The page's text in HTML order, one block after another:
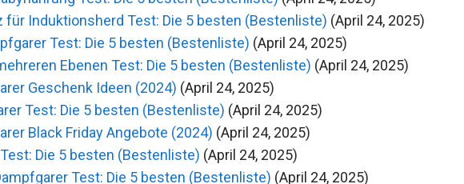
für Induktionsherd Test: Die 5 besten (Bestenliste) (April 24, 2025)
Test: Die 5 besten (Bestenliste) (April 24, 2025)
Ebenen Test: Die 5 besten (Bestenliste) (April 24, 2025)
Geschenk Ideen (2024) (April 24, 2025)
Test: Die 5 besten (Bestenliste) (April 24, 2025)
Black Friday Angebote (2024) (April 24, 2025)
Die 5 besten (Bestenliste) (April 24, 2025)
Test: Die 5 besten (Bestenliste) (April 24, 2025)